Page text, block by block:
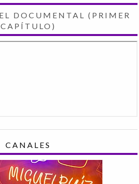
DOCUMENTAL (PRIMER
CAPÍTULO)
CANALES